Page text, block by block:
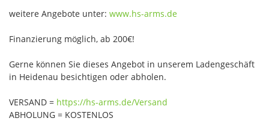
weitere Angebote unter: www.hs-arms.de
Finanzierung möglich, ab 200€!
Gerne können Sie dieses Angebot in unserem Ladengeschäft
in Heidenau besichtigen oder abholen.
VERSAND = https://hs-arms.de/Versand
ABHOLUNG = KOSTENLOS